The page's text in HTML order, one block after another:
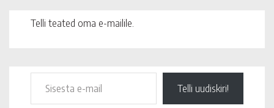
Telli teated oma e-mailile.
Telli uudiskiri!